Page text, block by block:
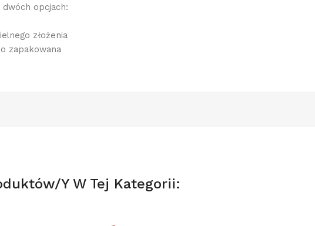
dwóch opcjach:
złożenia
zapakowana
y W Tej Kategorii: